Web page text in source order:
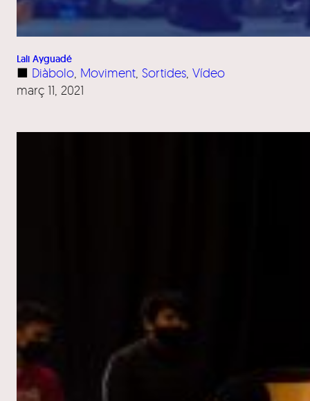
Lali Ayguadé
■ Diàbolo Moviment Sortides Vídeo
març 11, 2021